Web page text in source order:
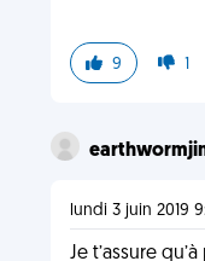
9 1
lundi 3 juin 2019
Je t’assure